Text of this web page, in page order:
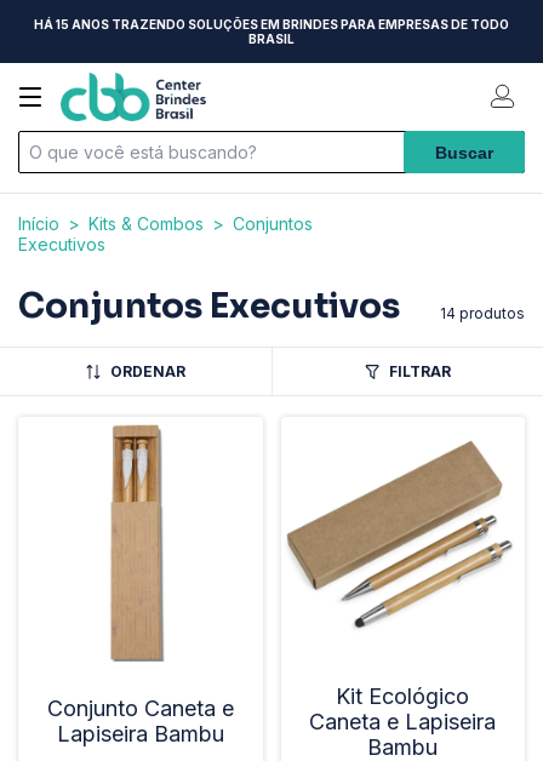
HÁ 15 ANOS TRAZENDO SOLUÇÕES EM BRINDES PARA EMPRESAS DE TODO
BRASIL
Início > Kits & Combos > Conjuntos
Executivos
Conjuntos Executivos 14 produtos
ORDENAR FILTRAR
Conjunto Caneta e
Lapiseira Bambu
Kit Ecológico
Caneta e Lapiseira
Bambu